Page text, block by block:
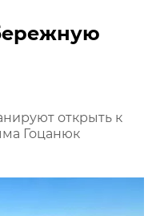
открыть к
Гоцанюк